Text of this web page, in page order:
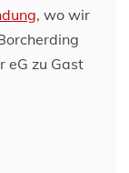
, wo wir
eG zu Gast